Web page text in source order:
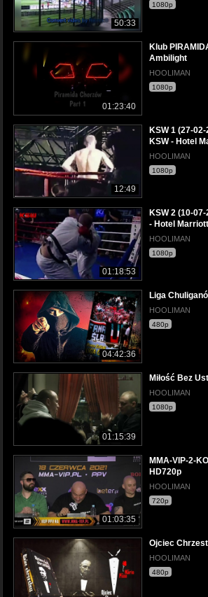
50:33
1080p
01:23:40
Klub
Ambilight
HOOLIMAN
1080p
12:49
KSW 1 (27-
KSW - Hotel
HOOLIMAN
1080p
01:18:53
KSW 2 (10-
- Hotel
HOOLIMAN
1080p
04:42:36
Liga
HOOLIMAN
480p
01:15:39
Miłość Bez
HOOLIMAN
1080p
01:03:35
MMA-VIP-2-
HD720p
HOOLIMAN
720p
Ojciec
HOOLIMAN
480p